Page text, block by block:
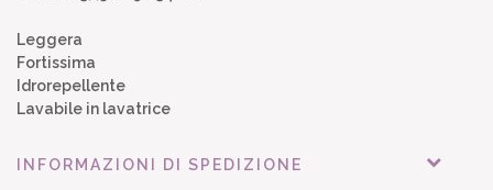
Leggera
Fortissima
Idrorepellente
Lavabile in lavatrice
INFORMAZIONI DI SPEDIZIONE